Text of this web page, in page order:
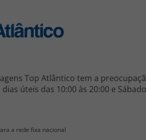
Top Atlântico tem a
úteis das 10:00 às 20:00 e
a rede fixa nacional